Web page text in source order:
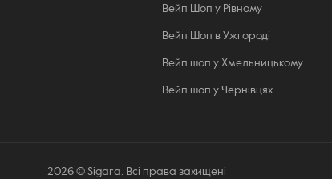
Вейп Шоп у Рівному
Вейп Шоп в Ужгороді
Вейп шоп у Хмельницькому
Вейп шоп у Чернівцях
2026 © Sigara. Всі права захищені